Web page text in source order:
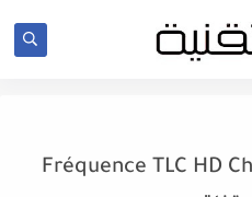
Fréquence TLC HD